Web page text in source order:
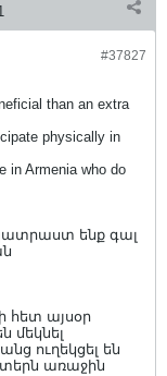
#37827
than an extra
physically in
in Armenia who do
ենք գալ
հետ այսօր
մեկնել
ուղեկցել են
առաջին